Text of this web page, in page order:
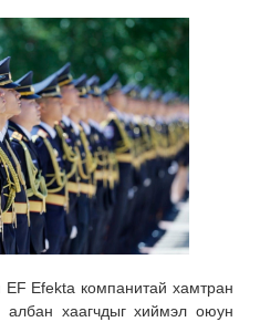
Efekta компанитай хамтран
хаагчдыг хиймэл оюун